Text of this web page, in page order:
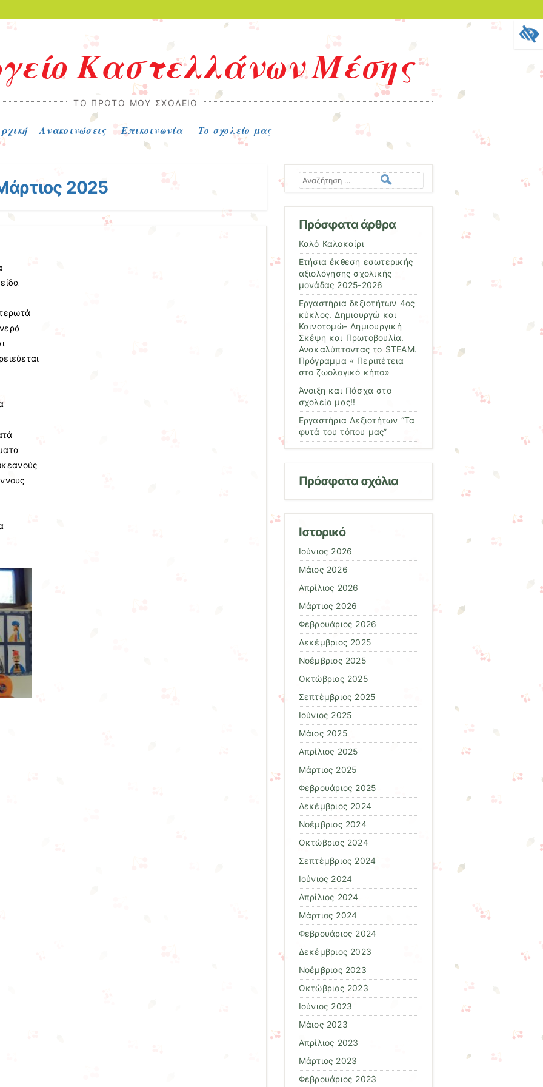
Καστελλάνων Μέσης
ΤΟ ΠΡΏΤΟ ΜΟΥ ΣΧΟΛΕΊΟ
Ανακοινώσεις Επικοινωνία Το σχολείο μας
2025 Αναζήτηση
Πρόσφατα άρθρα
Καλό Καλοκαίρι
Ετήσια έκθεση εσωτερικής
αξιολόγησης σχολικής
μονάδας 2025-2026
Εργαστήρια δεξιοτήτων 4ος
κύκλος. Δημιουργώ και
Καινοτομώ- Δημιουργική
Σκέψη και Πρωτοβουλία.
Ανακαλύπτοντας το STEAM.
Πρόγραμμα « Περιπέτεια
στο ζωολογικό κήπο»
Άνοιξη και Πάσχα στο
σχολείο μας!!
Εργαστήρια Δεξιοτήτων “Τα
φυτά του τόπου μας”
Πρόσφατα σχόλια
Ιστορικό
Ιούνιος 2026
Μάιος 2026
Απρίλιος 2026
Μάρτιος 2026
Φεβρουάριος 2026
Δεκέμβριος 2025
Νοέμβριος 2025
Οκτώβριος 2025
Σεπτέμβριος 2025
Ιούνιος 2025
Μάιος 2025
Απρίλιος 2025
Μάρτιος 2025
Φεβρουάριος 2025
Δεκέμβριος 2024
Νοέμβριος 2024
Οκτώβριος 2024
Σεπτέμβριος 2024
Ιούνιος 2024
Απρίλιος 2024
Μάρτιος 2024
Φεβρουάριος 2024
Δεκέμβριος 2023
Νοέμβριος 2023
Οκτώβριος 2023
Ιούνιος 2023
Μάιος 2023
Απρίλιος 2023
Μάρτιος 2023
Φεβρουάριος 2023